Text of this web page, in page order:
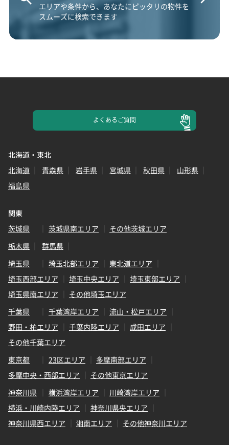
エリアや条件から、あなたにピッタリの物件を
スムーズに検索できます
よくあるご質問
北海道・東北
北海道
青森県 岩手県 宮城県 秋田県
山形県
福島県
関東
茨城県
茨城県南エリア
その他茨城エリア
栃木県
群馬県
埼玉県
埼玉北部エリア
東北道エリア
埼玉西部エリア
埼玉中央エリア
埼玉東部エリア
埼玉県南エリア
その他埼玉エリア
千葉県
千葉湾岸エリア
流山・松戸エリア
野田・柏エリア
千葉内陸エリア
成田エリア
その他千葉エリア
東京都
23区エリア
多摩南部エリア
多摩中央・西部エリア
その他東京エリア
神奈川県
横浜湾岸エリア
川崎湾岸エリア
横浜・川崎内陸エリア
神奈川県央エリア
神奈川県西エリア
湘南エリア その他神奈川エリア